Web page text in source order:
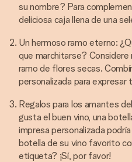
su nombre? Para
deliciosa caja llena de una
Un hermoso ramo eterno:
que marchitarse? Considere
ramo de flores secas.
personalizada para
Regalos para los amantes
gusta el buen vino, una
impresa personalizada
botella de su vino favorito
etiqueta? ¡Sí, por favor!